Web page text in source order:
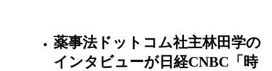
薬事法ドットコム社主林田学の
インタビューが日経CNBC「時